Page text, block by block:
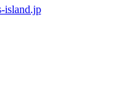
island.jp